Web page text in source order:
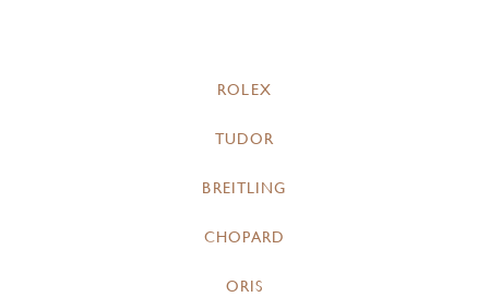
ROLEX
TUDOR
BREITLING
CHOPARD
ORIS